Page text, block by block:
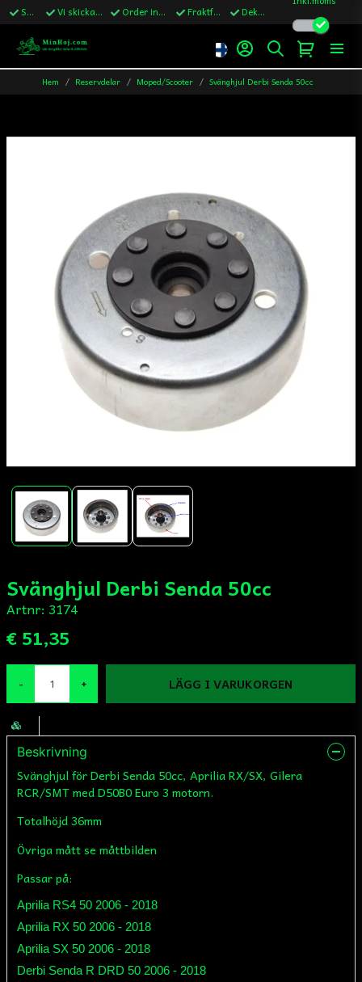
Snabba leveranser Vi skickar till Sverige,Danmark & Finland Order innan kl.13 skickas samma vardag Fraktfritt över 1200kr till Sverige Dekaler ingår i alla ordrar
Hem Reservdelar Moped/Scooter Svänghjul Derbi Senda 50cc
Svänghjul Derbi Senda 50cc
Artnr: 3174
€ 51,35
- + LÄGG I VARUKORGEN
Beskrivning
Svänghjul för Derbi Senda 50cc, Aprilia RX/SX, Gilera
RCR/SMT med D50B0 Euro 3 motorn.
Totalhöjd 36mm
Övriga mått se måttbilden
Passar på:
Aprilia RS4 50 2006 - 2018
Aprilia RX 50 2006 - 2018
Aprilia SX 50 2006 - 2018
Derbi Senda R DRD 50 2006 - 2018